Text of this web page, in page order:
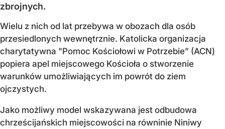
zbrojnych.
Wielu z nich od lat przebywa w obozach dla osób
przesiedlonych wewnętrznie. Katolicka organizacja
charytatywna "Pomoc Kościołowi w Potrzebie” (ACN)
popiera apel miejscowego Kościoła o stworzenie
warunków umożliwiających im powrót do ziem
ojczystych.
Jako możliwy model wskazywana jest odbudowa
chrześcijańskich miejscowości na równinie Niniwy